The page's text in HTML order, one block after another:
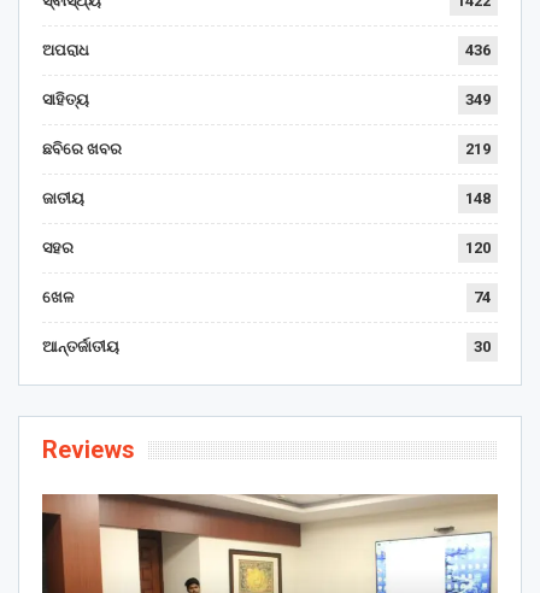
ଅପରାଧ 436
ସାହିତ୍ୟ 349
ଛବିରେ ଖବର 219
ଜାତୀୟ 148
ସହର 120
ଖେଳ 74
ଆନ୍ତର୍ଜାତୀୟ 30
Reviews